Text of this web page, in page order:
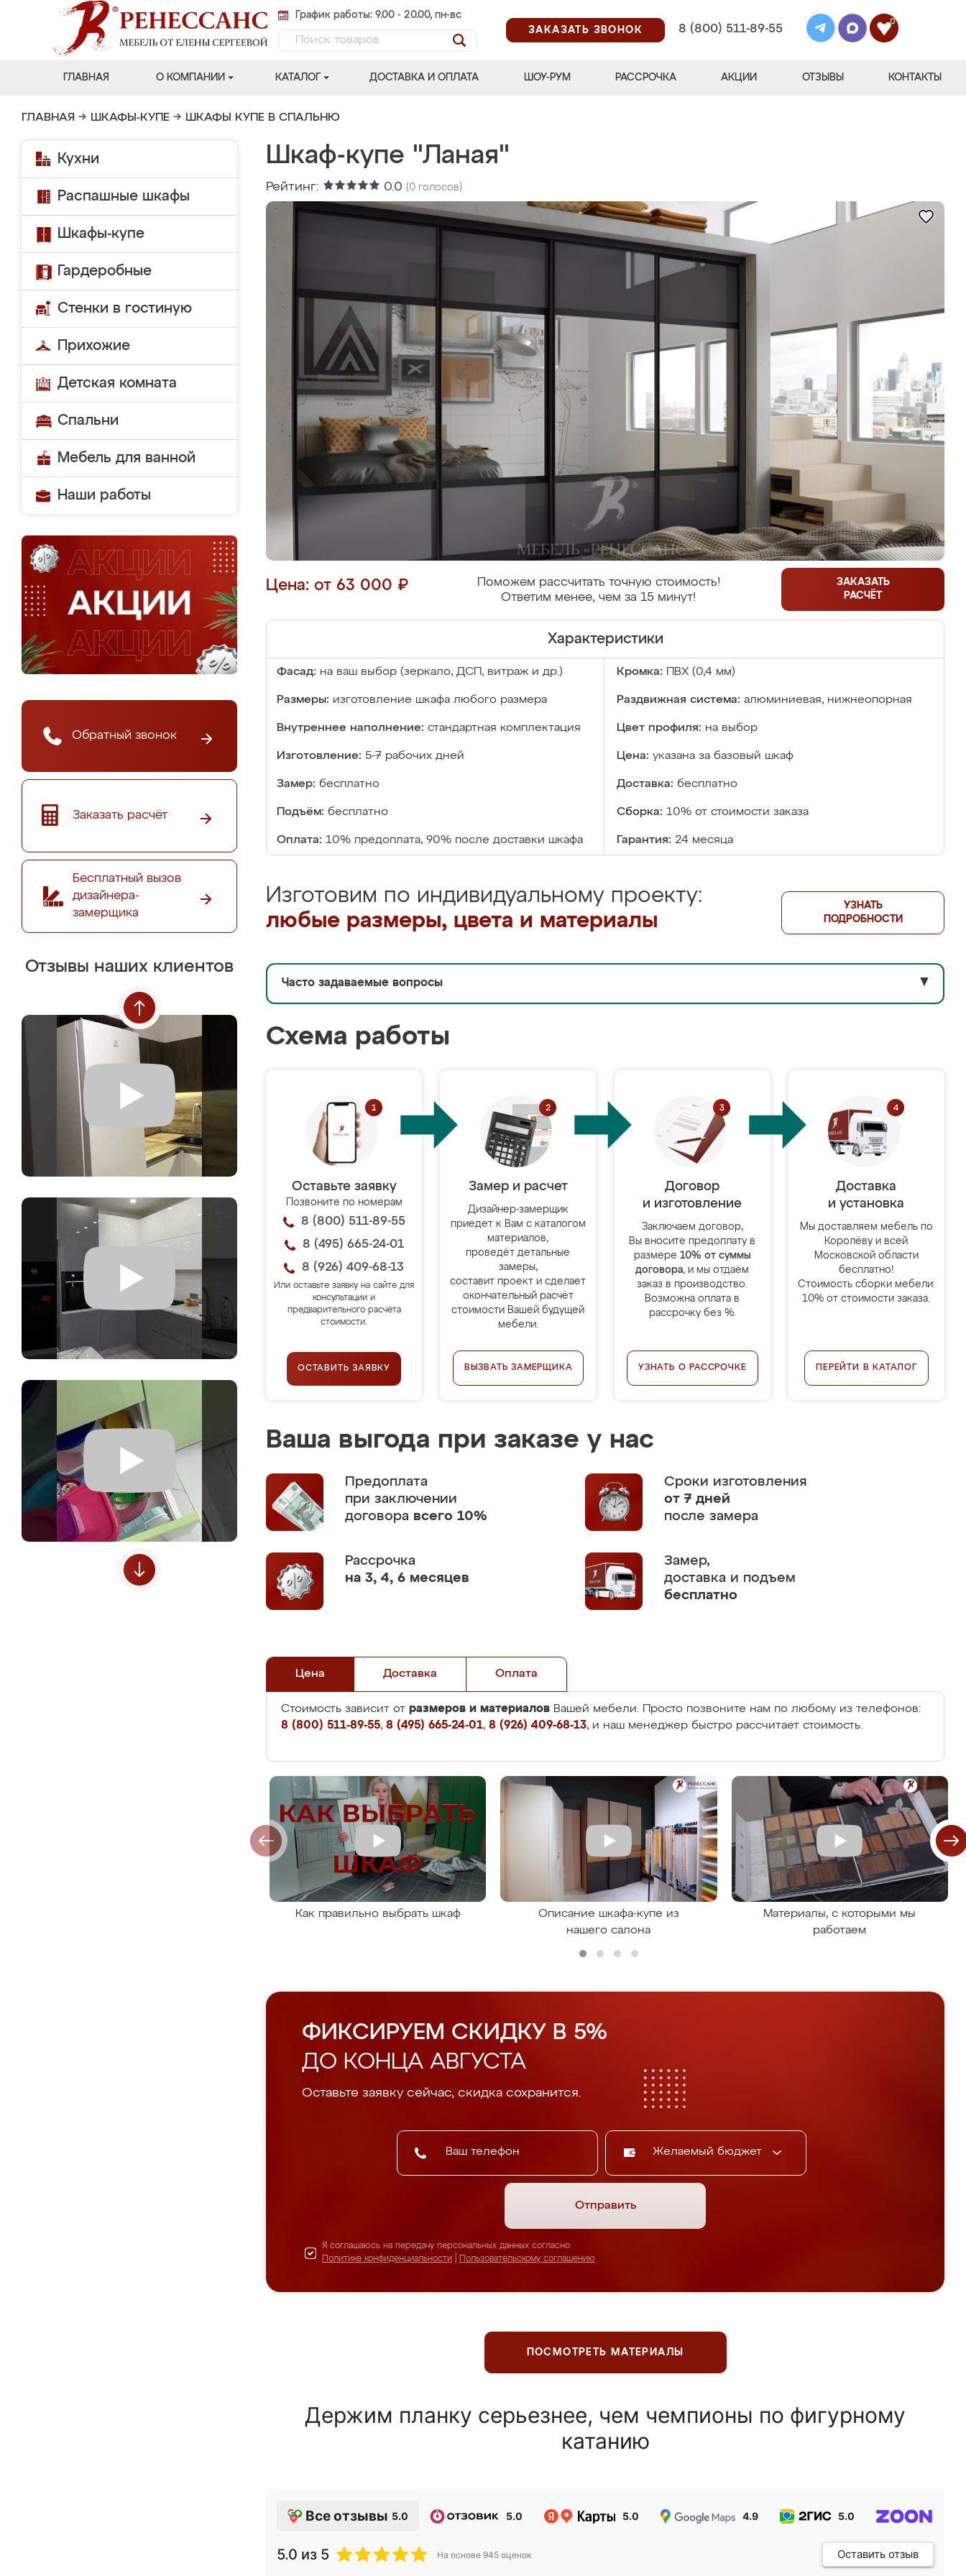
График работы: 9.00 - 20.00, пн-вс
ЗАКАЗАТЬ ЗВОНОК
8 (800) 511-89-55
0
ГЛАВНАЯ О КОМПАНИИ КАТАЛОГ ДОСТАВКА И ОПЛАТА ШОУ-РУМ РАССРОЧКА АКЦИИ ОТЗЫВЫ КОНТАКТЫ
ГЛАВНАЯ → ШКАФЫ-КУПЕ → ШКАФЫ КУПЕ В СПАЛЬНЮ
Кухни
Распашные шкафы
Шкафы-купе
Гардеробные
Стенки в гостиную
Прихожие
Детская комната
Спальни
Мебель для ванной
Наши работы
Обратный звонок
Заказать расчёт
Бесплатный вызов
дизайнера-
замерщика
Отзывы наших клиентов
Шкаф-купе "Ланая"
Рейтинг: 0.0 (0 голосов)
Цена: от 63 000 ₽
Поможем рассчитать точную стоимость!
Ответим менее, чем за 15 минут!
ЗАКАЗАТЬ
РАСЧЁТ
Характеристики
Фасад: на ваш выбор (зеркало, ДСП, витраж и др.) Кромка: ПВХ (0,4 мм)
Размеры: изготовление шкафа любого размера Раздвижная система: алюминиевая, нижнеопорная
Внутреннее наполнение: стандартная комплектация Цвет профиля: на выбор
Изготовление: 5-7 рабочих дней Цена: указана за базовый шкаф
Замер: бесплатно Доставка: бесплатно
Подъём: бесплатно Сборка: 10% от стоимости заказа
Оплата: 10% предоплата, 90% после доставки шкафа Гарантия: 24 месяца
Изготовим по индивидуальному проекту:
любые размеры, цвета и материалы
УЗНАТЬ
ПОДРОБНОСТИ
Часто задаваемые вопросы ▼
Схема работы
Оставьте заявку
Позвоните по номерам
8 (800) 511-89-55
8 (495) 665-24-01
8 (926) 409-68-13
Или оставьте заявку на сайте для
консультации и
предварительного расчёта
стоимости.
ОСТАВИТЬ ЗАЯВКУ
Замер и расчет
Дизайнер-замерщик
приедет к Вам с каталогом
материалов,
проведёт детальные
замеры,
составит проект и сделает
окончательный расчёт
стоимости Вашей будущей
мебели.
ВЫЗВАТЬ ЗАМЕРЩИКА
Договор
и изготовление
Заключаем договор,
Вы вносите предоплату в
размере 10% от суммы
договора, и мы отдаём
заказ в производство.
Возможна оплата в
рассрочку без %.
УЗНАТЬ О РАССРОЧКЕ
Доставка
и установка
Мы доставляем мебель по
Королёву и всей
Московской области
бесплатно!
Стоимость сборки мебели:
10% от стоимости заказа.
ПЕРЕЙТИ В КАТАЛОГ
Ваша выгода при заказе у нас
Предоплата
при заключении
договора всего 10%
Сроки изготовления
от 7 дней
после замера
Рассрочка
на 3, 4, 6 месяцев
Замер,
доставка и подъем
бесплатно
Цена Доставка Оплата
Стоимость зависит от размеров и материалов Вашей мебели. Просто позвоните нам по любому из телефонов:
8 (800) 511-89-55, 8 (495) 665-24-01, 8 (926) 409-68-13, и наш менеджер быстро рассчитает стоимость.
Как правильно выбрать шкаф
Описание шкафа-купе из
нашего салона
Материалы, с которыми мы
работаем
ФИКСИРУЕМ СКИДКУ В 5%
ДО КОНЦА АВГУСТА
Оставьте заявку сейчас, скидка сохранится.
Желаемый бюджет
Отправить
Я соглашаюсь на передачу персональных данных согласно
Политике конфиденциальности
Пользовательскому соглашению
ПОСМОТРЕТЬ МАТЕРИАЛЫ
Держим планку серьезнее, чем чемпионы по фигурному
катанию
Все отзывы 5.0 5.0 5.0 4.9 5.0
5.0 из 5 На основе 945 оценок Оставить отзыв